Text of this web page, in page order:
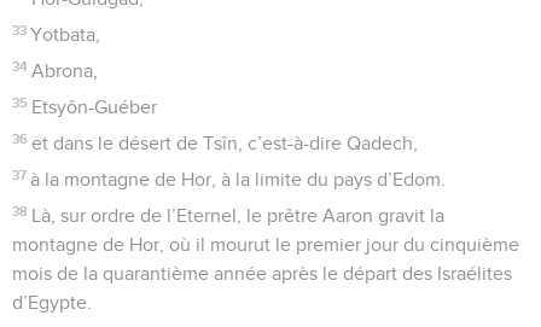
33 Yotbata,
34 Abrona,
35 Etsyôn-Guéber
36 et dans le désert de Tsîn, c’est-à-dire Qadech,
37 à la montagne de Hor, à la limite du pays d’Edom.
38 Là, sur ordre de l’Eternel, le prêtre Aaron gravit la
montagne de Hor, où il mourut le premier jour du cinquième
mois de la quarantième année après le départ des Israélites
d’Egypte.